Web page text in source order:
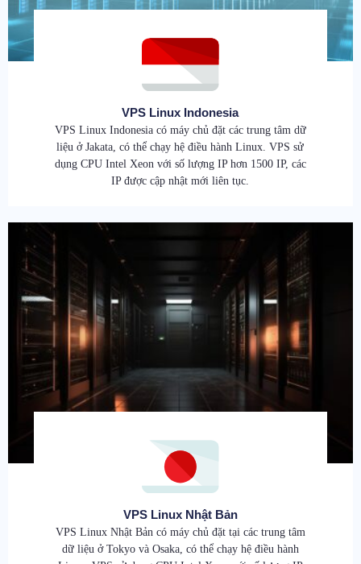
VPS Linux Indonesia
VPS Linux Indonesia có máy chủ đặt các trung tâm dữ
liệu ở Jakata, có thể chạy hệ điều hành Linux. VPS sử
dụng CPU Intel Xeon với số lượng IP hơn 1500 IP, các
IP được cập nhật mới liên tục.
VPS Linux Nhật Bản
VPS Linux Nhật Bản có máy chủ đặt tại các trung tâm
dữ liệu ở Tokyo và Osaka, có thể chạy hệ điều hành